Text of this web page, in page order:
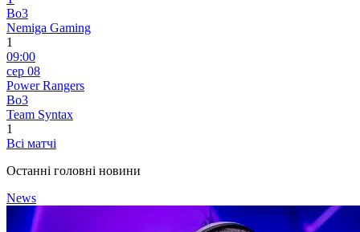
Bo3
Nemiga Gaming
1
09:00
сер 08
Power Rangers
Bo3
Team Syntax
1
Всі матчі
Останні головні новини
News